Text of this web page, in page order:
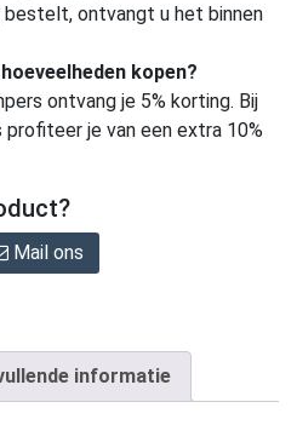
bestelt, ontvangt u het binnen
kopen?
ontvang je 5% korting. Bij
profiteer je van een extra 10%
Mail ons
informatie